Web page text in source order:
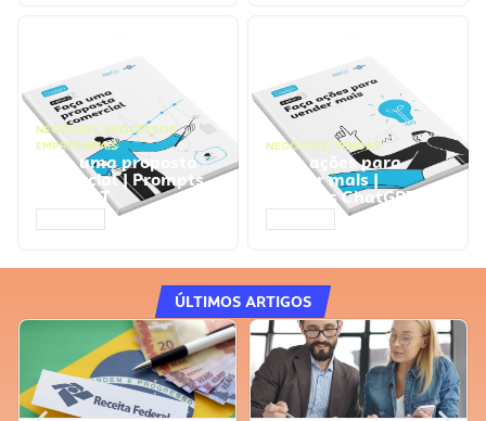
NEGÓCIOS, PROCESSOS
EMPRESARIAIS
Faça uma proposta
comercial | Prompts
ChatGPT
NEGÓCIOS, VENDAS
Faça ações para
vender mais |
Prompts ChatGPT
ÚLTIMOS ARTIGOS